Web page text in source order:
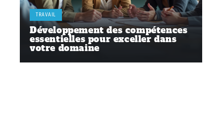
TRAVAIL
Développement des compétences
essentielles pour exceller dans
votre domaine